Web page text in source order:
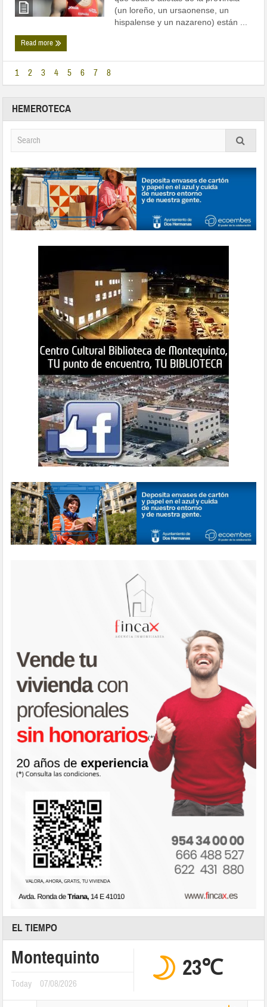
(un loreño, un ursaonense, un
hispalense y un nazareno) están ...
Read more
1 2 3 4 5 6 7 8
HEMEROTECA
EL TIEMPO
Montequinto
Today 07/08/2026
23℃